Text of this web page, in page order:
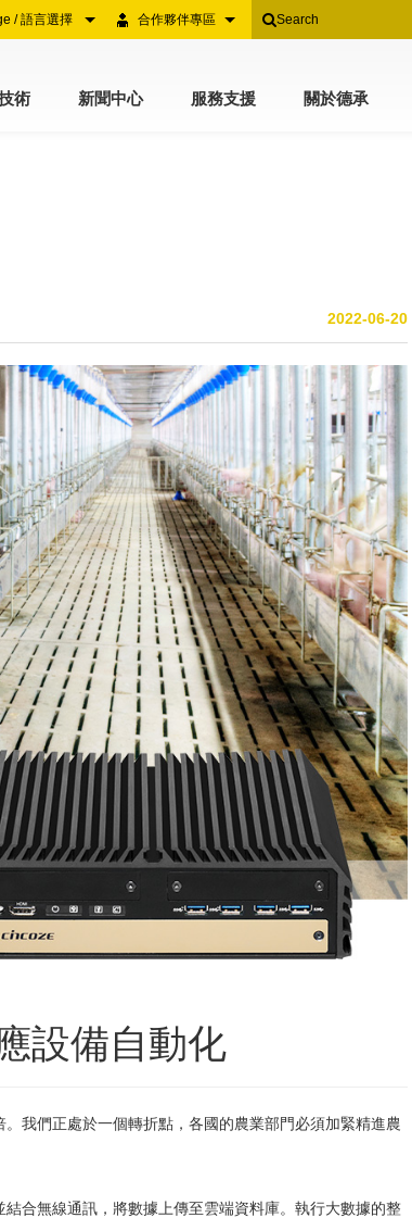
合作夥伴專區
/ 語言選擇
術 新聞中心 服務支援 關於德承
2022-06-20
設備自動化
我們正處於一個轉折點，各國的農業部門必須加緊精進農
合無線通訊，將數據上傳至雲端資料庫。執行大數據的整